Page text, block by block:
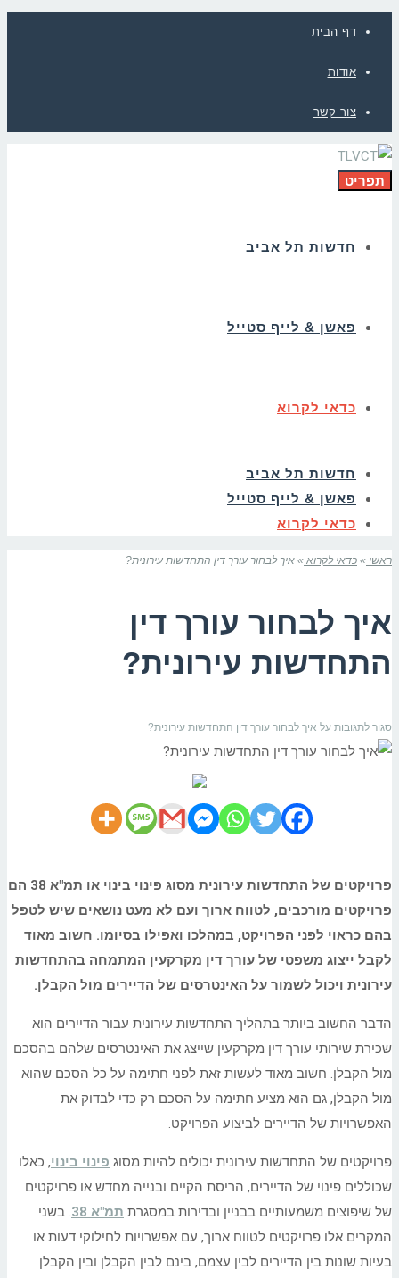
דף הבית
אודות
צור קשר
תפריט
חדשות תל אביב
פאשן & לייף סטייל
כדאי לקרוא
חדשות תל אביב
פאשן & לייף סטייל
כדאי לקרוא
ראשי » כדאי לקרוא » איך לבחור עורך דין התחדשות עירונית?
איך לבחור עורך דין
התחדשות עירונית?
סגור לתגובות על איך לבחור עורך דין התחדשות עירונית?
פרויקטים של התחדשות עירונית מסוג פינוי בינוי או תמ"א 38 הם
פרויקטים מורכבים, לטווח ארוך ועם לא מעט נושאים שיש לטפל
בהם כראוי לפני הפרויקט, במהלכו ואפילו בסיומו. חשוב מאוד
לקבל ייצוג משפטי של עורך דין מקרקעין המתמחה בהתחדשות
עירונית ויכול לשמור על האינטרסים של הדיירים מול הקבלן.
הדבר החשוב ביותר בתהליך התחדשות עירונית עבור הדיירים הוא
שכירת שירותי עורך דין מקרקעין שייצג את האינטרסים שלהם בהסכם
מול הקבלן. חשוב מאוד לעשות זאת לפני חתימה על כל הסכם שהוא
מול הקבלן, גם הוא מציע חתימה על הסכם רק כדי לבדוק את
האפשרויות של הדיירים לביצוע הפרויקט.
פרויקטים של התחדשות עירונית יכולים להיות מסוג פינוי בינוי, כאלו
שכוללים פינוי של הדיירים, הריסת הקיים ובנייה מחדש או פרויקטים
של שיפוצים משמעותיים בבניין ובדירות במסגרת תמ"א 38
. בשני
המקרים אלו פרויקטים לטווח ארוך, עם אפשרויות לחילוקי דעות או
בעיות שונות בין הדיירים לבין עצמם, בינם לבין הקבלן ובין הקבלן